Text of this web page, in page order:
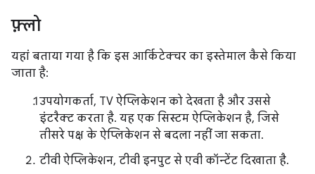
फ़्लो
यहां बताया गया है कि इस आर्किटेक्चर का इस्तेमाल कैसे किया
जाता है:
उपयोगकर्ता, TV ऐप्लिकेशन को देखता है और उससे
इंटरैक्ट करता है. यह एक सिस्टम ऐप्लिकेशन है, जिसे
तीसरे पक्ष के ऐप्लिकेशन से बदला नहीं जा सकता.
टीवी ऐप्लिकेशन, टीवी इनपुट से एवी कॉन्टेंट दिखाता है.